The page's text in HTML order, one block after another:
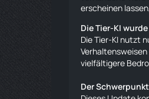
erscheinen
Die Tier-KI
Die Tier-KI nutzt
vielfältigere
Der